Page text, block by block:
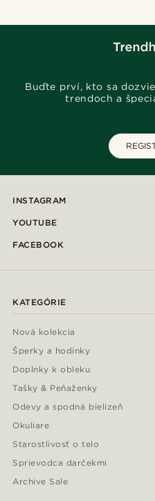
Buďte prví, kto sa
trendoch a
INSTAGRAM
YOUTUBE
FACEBOOK
KATEGÓRIE
Nová kolekcia
Šperky a hodinky
Doplnky k obleku
Tašky & Peňaženky
Odevy a spodná bielizeň
Okuliare
Starostlivosť o telo
Sprievodca darčekmi
Archive Sale